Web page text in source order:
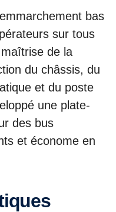
bas
sur tous
de la
du châssis, du
et du poste
une plate-
des bus
et économe en